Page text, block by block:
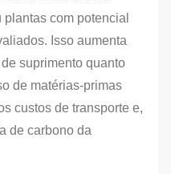
com potencial
Isso aumenta
suprimento quanto
de matérias-primas
custos de transporte e,
de carbono da